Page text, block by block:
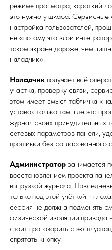
режиме просмотра, короткий
это нужно у шкафа. Сервисные
настройка пользователей,
не «потому что злой
таком экране дороже, чем
наладчик».
Наладчик получает всё
участка, проверку связи,
этом имеет смысл табличка
уставок только там, где это
журнал своих принудительных
сетевых параметров панели,
прошивки без согласованного
Администратор занимается
восстановлением проекта
выгрузкой журнала.
только под этой учёткой -
сессия не должна подменять
физической изоляции привода
стоит проговорить с
спрятать кнопку.